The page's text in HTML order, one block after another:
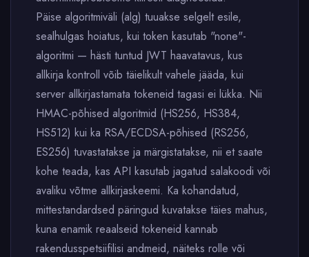
Päise algoritmiväli (alg) tuuakse selgelt esile,
sealhulgas hoiatus, kui token kasutab "none"-
algoritmi — hästi tuntud JWT haavatavus, kus
allkirja kontroll võib täielikult vahele jääda, kui
server allkirjastamata tokeneid tagasi ei lükka. Nii
HMAC-põhised algoritmid (HS256, HS384,
HS512) kui ka RSA/ECDSA-põhised (RS256,
ES256) tuvastatakse ja märgistatakse, nii et saate
kohe teada, kas API kasutab jagatud salakoodi või
avaliku võtme allkirjaskeemi. Ka kohandatud,
mittestandardsed päringud kuvatakse täies mahus,
kuna enamik reaalseid tokeneid kannab
rakendusspetsiifilisi andmeid, näiteks rolle või